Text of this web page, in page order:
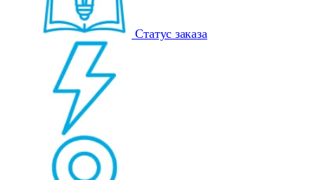
Статус заказа